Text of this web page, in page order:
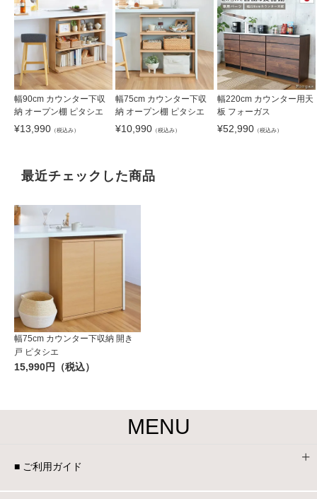
幅90cm カウンター下収
納 オープン棚 ピタシエ
¥13,990 （税込み）
幅75cm カウンター下収
納 オープン棚 ピタシエ
¥10,990 （税込み）
幅220cm カウンター用天
板 フォーガス
¥52,990（税込み）
最近チェックした商品
幅75cm カウンター下収納 開き
戸 ピタシエ
15,990円（税込）
MENU
■ ご利用ガイド